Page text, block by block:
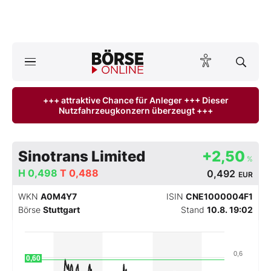
Anlageprodukte
Abo & Shop
BO-Musterdepots
Experten
Mein B:O
+++ attraktive Chance für Anleger +++ Dieser
Nutzfahrzeugkonzern überzeugt +++
Sinotrans Limited +2,50 %
0,492 EUR
H 0,498 T 0,488
WKN A0M4Y7 ISIN CNE1000004F1
Börse Stuttgart Stand 10.8. 19:02
0,6
0,60